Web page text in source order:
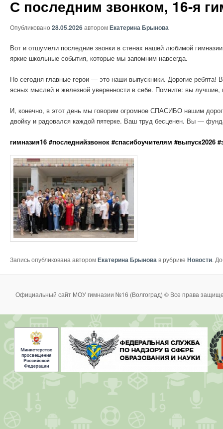
С последним звонком, 16-я
Опубликовано 28.05.2026авторомЕкатерина Брынова
Вот и отшумели последние звонки в стенах нашей любимой
яркие школьные события, которые мы запомним навсегда.
Но сегодня главные герои — это наши выпускники. Дорогие
ясных мыслей и железной уверенности в себе. Помните: вы лучшие,
И, конечно, в этот день мы говорим огромное СПАСИБО нашим
двойку и радовался каждой пятерке. Ваш труд бесценен. Вы —
гимназия16 #последнийзвонок #спасибоучителям
Запись опубликована авторомЕкатерина Брынова в рубрике Новости.
Официальный сайт МОУ гимназии №16 (Волгоград) © Все права